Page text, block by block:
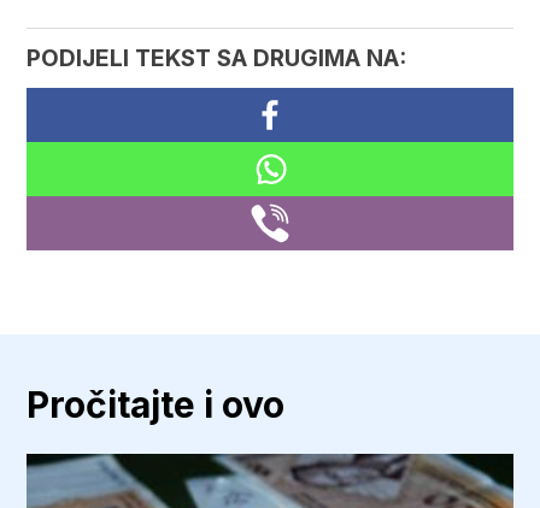
PODIJELI TEKST SA DRUGIMA NA:
Pročitajte i ovo